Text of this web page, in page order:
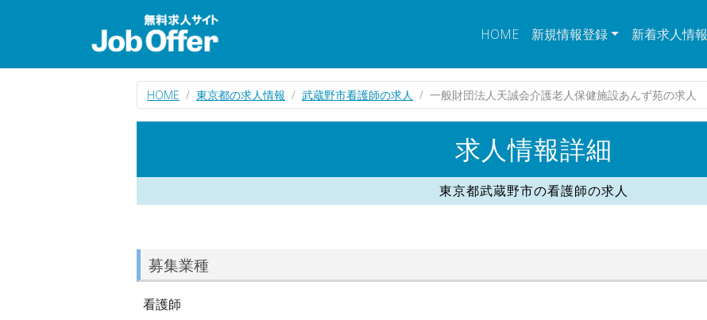
HOME 新規情報登録 新着求人情報
HOME 東京都の求人情報 武蔵野市看護師の求人 一般財団法人天誠会介護老人保健施設あんず苑の求人
求人情報詳細
東京都武蔵野市の看護師の求人
募集業種
看護師